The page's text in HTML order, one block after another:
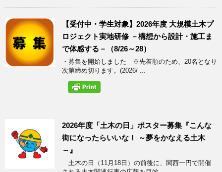
【受付中・学生対象】2026年度 大規模土木プ
ロジェクト実地研修 －構想から設計・施工ま
で体感する－（8/26～28）
・募集を開始しました ※先着順のため、20名となり
次第締め切ります。(2026/ ...
2026年度「土木の日」ポスター募集『こんな
街になったらいいな！ ～夢をかなえる土木
～』
土木の日（11月18日）の前後に、関西一円で開催